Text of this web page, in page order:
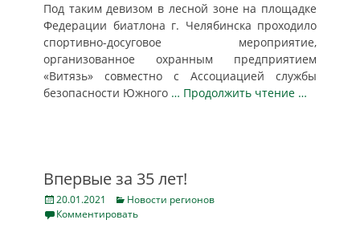
Под таким девизом в лесной зоне на площадке
Федерации биатлона г. Челябинска проходило
спортивно-досуговое мероприятие,
организованное охранным предприятием
«Витязь» совместно с Ассоциацией службы
безопасности Южного … Продолжить чтение …
Впервые за 35 лет!
Posted
on
20.01.2021 Categories
Новости регионов
Комментировать